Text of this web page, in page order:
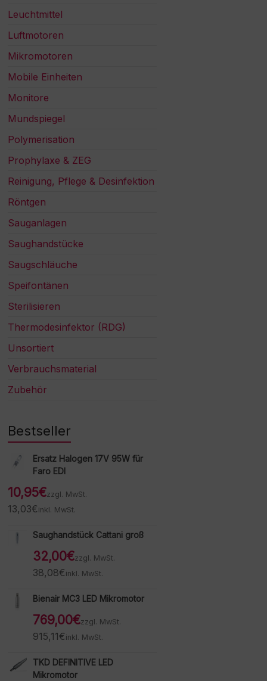
Leuchtmittel
Luftmotoren
Mikromotoren
Mobile Einheiten
Monitore
Mundspiegel
Polymerisation
Prophylaxe & ZEG
Reinigung, Pflege & Desinfektion
Röntgen
Sauganlagen
Saughandstücke
Saugschläuche
Speifontänen
Sterilisieren
Thermodesinfektor (RDG)
Unsortiert
Verbrauchsmaterial
Zubehör
Bestseller
Ersatz Halogen 17V 95W für
Faro EDI
10,95€zzgl. MwSt.
13,03€ inkl. MwSt.
Saughandstück Cattani groß
32,00€zzgl. MwSt.
38,08€ inkl. MwSt.
Bienair MC3 LED Mikromotor
769,00€zzgl. MwSt.
915,11€ inkl. MwSt.
TKD DEFINITIVE LED
Mikromotor